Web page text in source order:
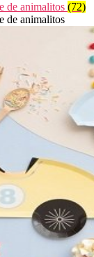
de animalitos (72)
de animalitos